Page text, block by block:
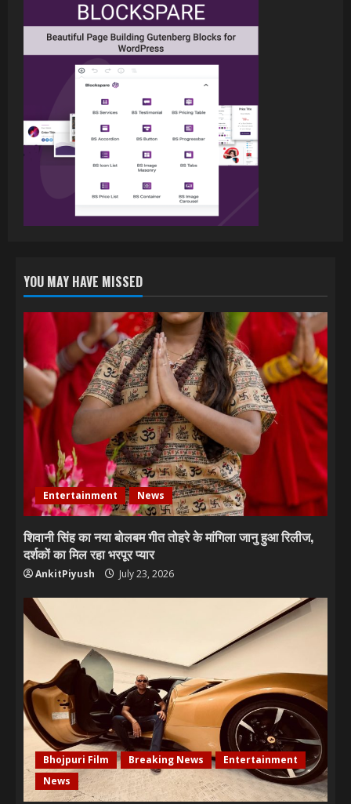
2 July 20, 2026
पवन सिंह का बॉलीवुड में महाधमाका, ‘सिर्फ आपके’
की शूटिंग लखनऊ और भोपाल में हुई पूरी”
नेहा म्यूजिक वर्ल्ड पर रिलीज हुआ भोजपुरी गीत
जिंदगी जियल छोड़ देहब, दर्शकों का मिल रहा भरपूर
प्यार
July 6, 2026
YOU MAY HAVE MISSED
Entertainment News
शिवानी सिंह का नया बोलबम गीत तोहरे के मांगिला जानु हुआ रिलीज,
दर्शकों का मिल रहा भरपूर प्यार
AnkitPiyush July 23, 2026
Bhojpuri Film Breaking News
Entertainment
News